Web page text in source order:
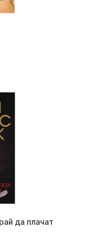
да плачат